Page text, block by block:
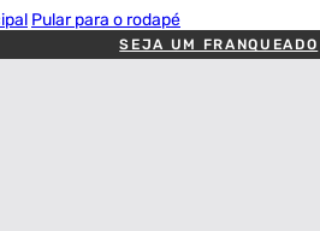
Pular para o rodapé
SEJA UM FRANQUEADO